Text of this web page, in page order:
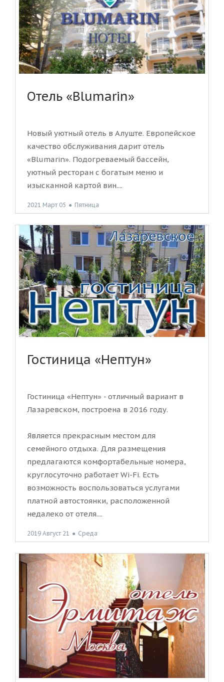
Отель «Blumarin»
Новый уютный отель в Алуште. Европейское
качество обслуживания дарит отель
«Blumarin». Подогреваемый бассейн,
уютный ресторан с богатым меню и
изысканной картой вин....
2021 Март 05 ● Пятница
Гостиница «Нептун»
Гостиница «Нептун» - отличный вариант в
Лазаревском, построена в 2016 году.
Является прекрасным местом для
семейного отдыха. Для размещения
предлагаются комфортабельные номера,
круглосуточно работает Wi-Fi. Есть
возможность воспользоваться услугами
платной автостоянки, расположенной
недалеко от отеля....
2019 Август 21 ● Среда